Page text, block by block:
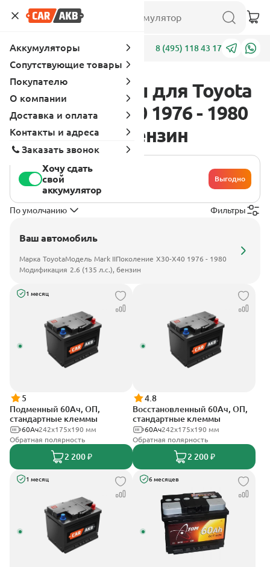
Адреса 8 (495) 118 43 17
Аккумуляторы для Toyota
Mark II X30-X40 1976 - 1980
2.6 (135 л.с.), бензин
Хочу сдать
свой
аккумулятор
Выгодно
По умолчанию Фильтры
Ваш автомобиль
Марка ToyotaМодель Mark IIПоколение X30-X40 1976 - 1980
Модификация 2.6 (135 л.с.), бензин
1 месяц
5
Подменный 60Ач, ОП,
стандартные клеммы
242х175х190 мм
60Ач
Обратная полярность
2 200 ₽
4.8
Восстановленный 60Ач, ОП,
стандартные клеммы
242х175х190 мм
60Ач
Обратная полярность
2 200 ₽
1 месяц 6 месяцев
Аккумуляторы
Сопутствующие товары
Покупателю
О компании
Доставка и оплата
Контакты и адреса
Заказать звонок